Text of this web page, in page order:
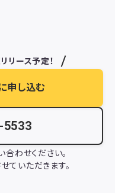
ース予定！
申し込む
5533
合わせください。
ていただきます。